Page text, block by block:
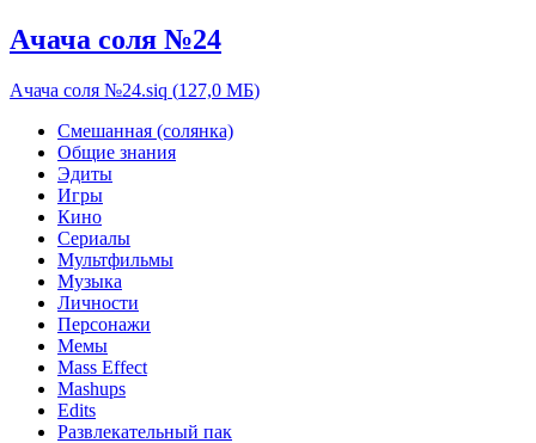
Ачача соля №24
Ачача соля №24.siq (127,0 МБ)
Смешанная (солянка)
Общие знания
Эдиты
Игры
Кино
Сериалы
Мультфильмы
Музыка
Личности
Персонажи
Мемы
Mass Effect
Mashups
Edits
Развлекательный пак